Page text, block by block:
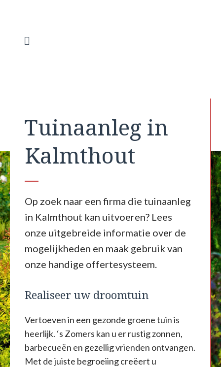
inhoud
Tuinaanleg in
Kalmthout
Op zoek naar een firma die tuinaanleg
in Kalmthout kan uitvoeren? Lees
onze uitgebreide informatie over de
mogelijkheden en maak gebruik van
onze handige offertesysteem.
Realiseer uw droomtuin
Vertoeven in een gezonde groene tuin is
heerlijk. ‘s Zomers kan u er rustig zonnen,
barbecueën en gezellig vrienden ontvangen.
Met de juiste begroeiing creëert u